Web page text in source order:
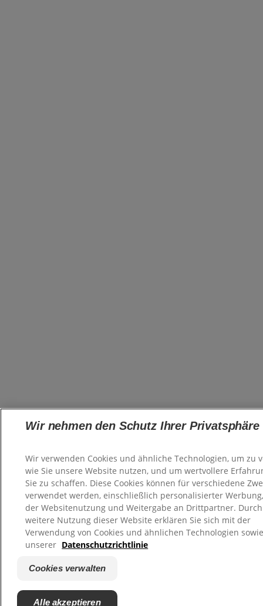
Wir nehmen den Schutz Ihrer Privatsphäre
Wir verwenden Cookies und ähnliche Technologien, um zu
wie Sie unsere Website nutzen, und um wertvollere
Sie zu schaffen. Diese Cookies können für verschiedene
verwendet werden, einschließlich personalisierter
der Websitenutzung und Weitergabe an Drittpartner.
weitere Nutzung dieser Website erklären Sie sich mit der
Verwendung von Cookies und ähnlichen Technologien
unserer Datenschutzrichtlinie
Cookies verwalten
Alle akzeptieren